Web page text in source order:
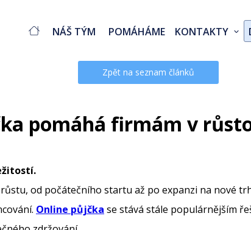
NÁŠ TÝM POMÁHÁME KONTAKTY
Zpět na seznam článků
pomáhá firmám v
od počátečního startu až po expanzi na nové
Online půjčka se stává stále populárnějším